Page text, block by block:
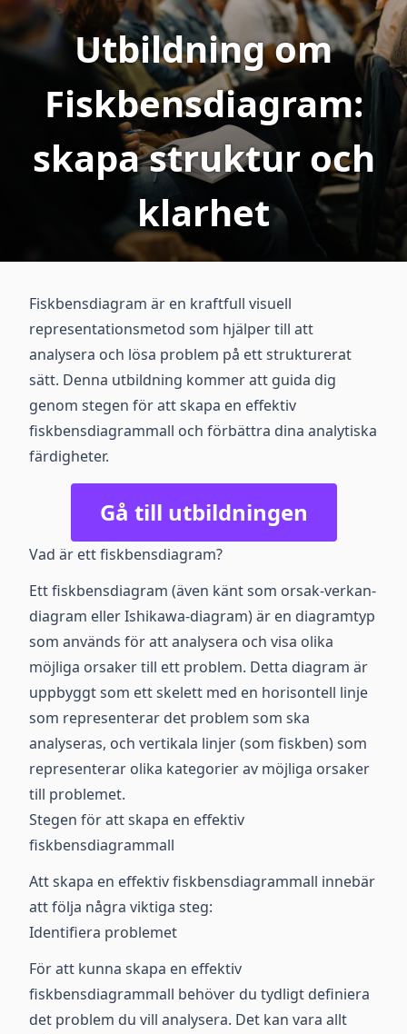
Utbildning om
Fiskbensdiagram:
skapa struktur och
klarhet
Fiskbensdiagram är en kraftfull visuell
representationsmetod som hjälper till att
analysera och lösa problem på ett strukturerat
sätt. Denna utbildning kommer att guida dig
genom stegen för att skapa en effektiv
fiskbensdiagrammall och förbättra dina analytiska
färdigheter.
Gå till utbildningen
Vad är ett fiskbensdiagram?
Ett fiskbensdiagram (även känt som orsak-verkan-
diagram eller Ishikawa-diagram) är en diagramtyp
som används för att analysera och visa olika
möjliga orsaker till ett problem. Detta diagram är
uppbyggt som ett skelett med en horisontell linje
som representerar det problem som ska
analyseras, och vertikala linjer (som fiskben) som
representerar olika kategorier av möjliga orsaker
till problemet.
Stegen för att skapa en effektiv
fiskbensdiagrammall
Att skapa en effektiv fiskbensdiagrammall innebär
att följa några viktiga steg:
Identifiera problemet
För att kunna skapa en effektiv
fiskbensdiagrammall behöver du tydligt definiera
det problem du vill analysera. Det kan vara allt